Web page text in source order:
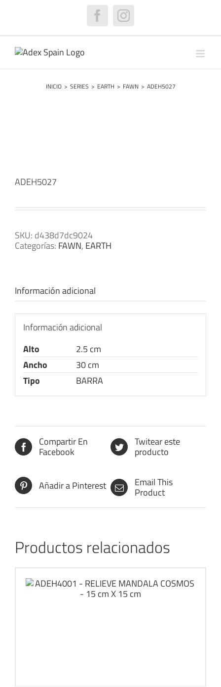
FacebookInstagram
INICIO > SERIES > EARTH > FAWN > ADEH5027
ADEH5027
SKU: d438d7dc9024
Categorías: FAWN, EARTH
Información adicional
Información adicional
Alto
2.5 cm
Ancho
30 cm
Tipo
BARRA
Compartir En
Facebook
Twitear este
producto
Añadir a Pinterest Email This
Product
Productos relacionados